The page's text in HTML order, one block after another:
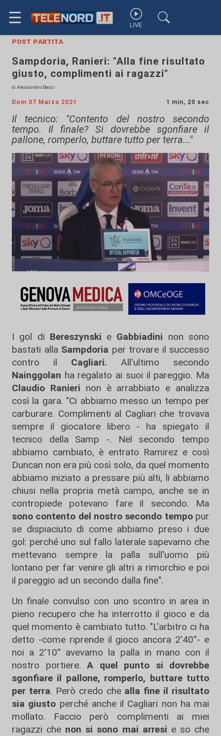
☰ LIVE
post partita
Sampdoria, Ranieri: "Alla fine risultato
giusto, complimenti ai ragazzi"
di Alessandro Bacci
Dom 07 Marzo 2021 1 min, 20 sec
Il tecnico: "Contento del nostro secondo
tempo. Il finale? Si dovrebbe sgonfiare il
pallone, romperlo, buttare tutto per terra..."
I gol di Bereszynski e Gabbiadini non sono
bastati alla Sampdoria per trovare il successo
contro il Cagliari. All'ultimo secondo
Nainggolan ha regalato ai suoi il pareggio. Ma
Claudio Ranieri non è arrabbiato e analizza
così la gara. "Ci abbiamo messo un tempo per
carburare. Complimenti al Cagliari che trovava
sempre il giocatore libero - ha spiegato il
tecnico della Samp -. Nel secondo tempo
abbiamo cambiato, è entrato Ramirez e così
Duncan non era più così solo, da quel momento
abbiamo iniziato a pressare più alti, li abbiamo
chiusi nella propria metà campo, anche se in
contropiede potevano fare il secondo. Ma
sono contento del nostro secondo tempopur
se dispiaciuto di come abbiamo preso i due
gol: perché uno sul fallo laterale sapevamo che
mettevano sempre la palla sull'uomo più
lontano per far venire gli altri a rimorchio e poi
il pareggio ad un secondo dalla fine".
Un finale convulso con uno scontro in area in
pieno recupero che ha interrotto il gioco e da
quel momento è cambiato tutto. "L'arbitro ci ha
detto -come riprende il gioco ancora 2'40''- e
noi a 2'10'' avevamo la palla in mano con il
nostro portiere. A quel punto si dovrebbe
sgonfiare il pallone, romperlo, buttare tutto
per terra. Però credo che alla fine il risultato
sia giusto perché anche il Cagliari non ha mai
mollato. Faccio però complimenti ai miei
ragazzi che non si sono mai arresi e so che